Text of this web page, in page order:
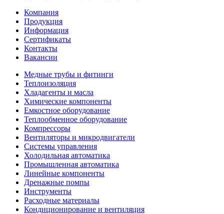
Компания
Продукция
Информация
Сертификаты
Контакты
Вакансии
Медные трубы и фитинги
Теплоизоляция
Хладагенты и масла
Химические компоненты
Емкостное оборудование
Теплообменное оборудование
Компрессоры
Вентиляторы и микродвигатели
Системы управления
Холодильная автоматика
Промышленная автоматика
Линейные компоненты
Дренажные помпы
Инструменты
Расходные материалы
Кондиционирование и вентиляция